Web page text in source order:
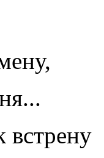
встрену